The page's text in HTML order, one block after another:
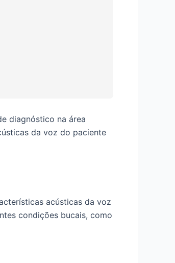
diagnóstico na área
da voz do paciente
acústicas da voz
condições bucais, como